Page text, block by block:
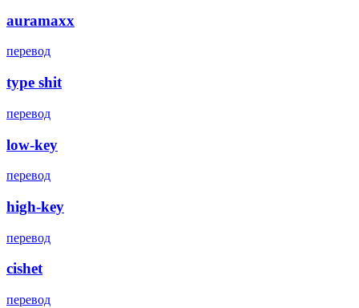
auramaxx
перевод
type shit
перевод
low-key
перевод
high-key
перевод
cishet
перевод